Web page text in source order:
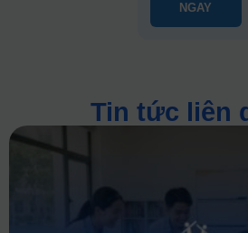
NGAY
Tin tức liên